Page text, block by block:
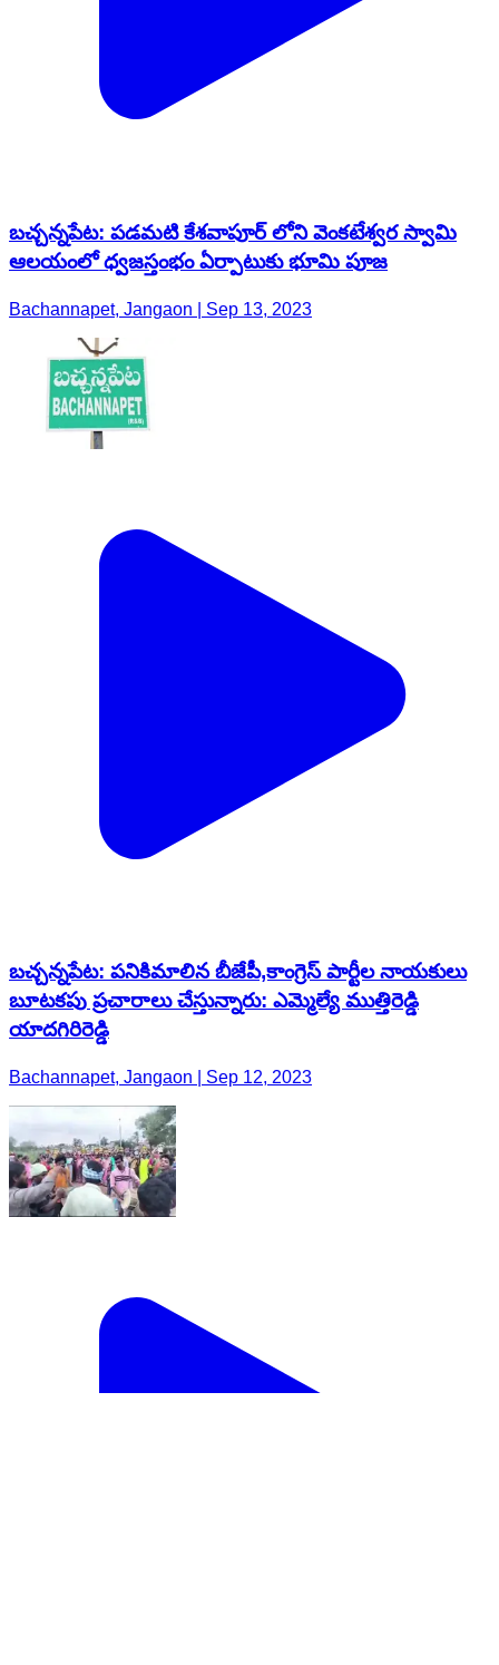
బచ్చన్నపేట: పడమటి కేశవాపూర్ లోని వెంకటేశ్వర స్వామి
ఆలయంలో ధ్వజస్తంభం ఏర్పాటుకు భూమి పూజ
Bachannapet, Jangaon | Sep 13, 2023
బచ్చన్నపేట: పనికిమాలిన బీజేపీ,కాంగ్రెస్ పార్టీల నాయకులు
బూటకపు ప్రచారాలు చేస్తున్నారు: ఎమ్మెల్యే ముత్తిరెడ్డి
యాదగిరిరెడ్డి
Bachannapet, Jangaon | Sep 12, 2023